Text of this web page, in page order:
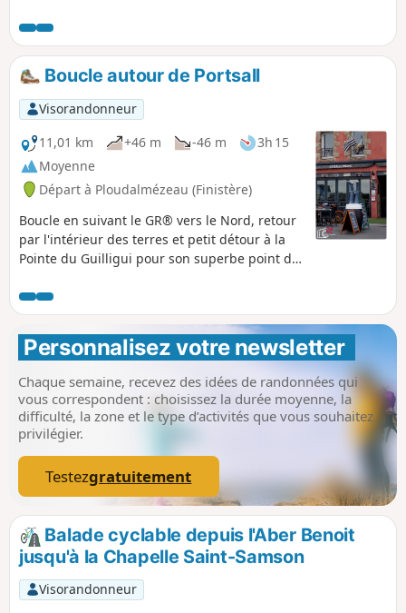
magnifiques.
Boucle autour de Portsall
Visorandonneur
11,01 km
+46 m -46 m
3h 15
Moyenne
Départ à Ploudalmézeau (Finistère)
Boucle en suivant le GR® vers le Nord, retour
par l'intérieur des terres et petit détour à la
Pointe du Guilligui pour son superbe point de
Personnalisez votre newsletter
Chaque semaine, recevez des idées de randonnées qui
vous correspondent : choisissez la durée moyenne, la
difficulté, la zone et le type d’activités que vous souhaitez
privilégier.
Testezgratuitement
Balade cyclable depuis l'Aber Benoit
jusqu'à la Chapelle Saint-Samson
Visorandonneur